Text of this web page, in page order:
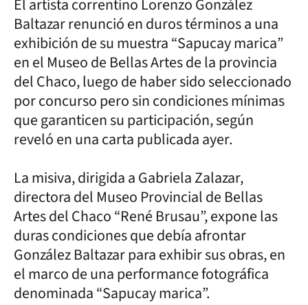
El artista correntino Lorenzo González
Baltazar renunció en duros términos a una
exhibición de su muestra “Sapucay marica”
en el Museo de Bellas Artes de la provincia
del Chaco, luego de haber sido seleccionado
por concurso pero sin condiciones mínimas
que garanticen su participación, según
reveló en una carta publicada ayer.
La misiva, dirigida a Gabriela Zalazar,
directora del Museo Provincial de Bellas
Artes del Chaco “René Brusau”, expone las
duras condiciones que debía afrontar
González Baltazar para exhibir sus obras, en
el marco de una performance fotográfica
denominada “Sapucay marica”.